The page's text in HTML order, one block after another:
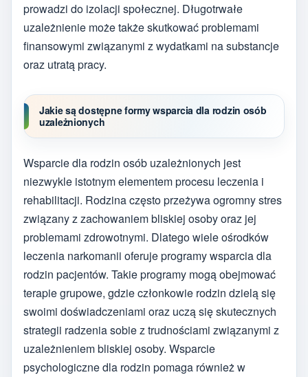
prowadzi do izolacji społecznej. Długotrwałe
uzależnienie może także skutkować problemami
finansowymi związanymi z wydatkami na substancje
oraz utratą pracy.
Jakie są dostępne formy wsparcia dla rodzin osób
uzależnionych
Wsparcie dla rodzin osób uzależnionych jest
niezwykle istotnym elementem procesu leczenia i
rehabilitacji. Rodzina często przeżywa ogromny stres
związany z zachowaniem bliskiej osoby oraz jej
problemami zdrowotnymi. Dlatego wiele ośrodków
leczenia narkomanii oferuje programy wsparcia dla
rodzin pacjentów. Takie programy mogą obejmować
terapie grupowe, gdzie członkowie rodzin dzielą się
swoimi doświadczeniami oraz uczą się skutecznych
strategii radzenia sobie z trudnościami związanymi z
uzależnieniem bliskiej osoby. Wsparcie
psychologiczne dla rodzin pomaga również w